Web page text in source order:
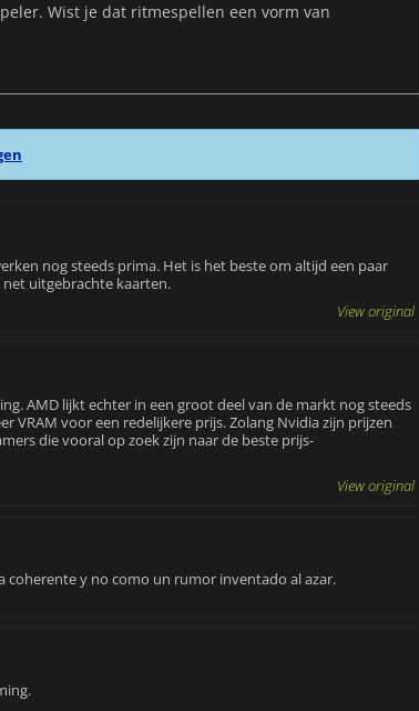
Wist je dat ritmespellen een vorm van
nog steeds prima. Het is het beste om altijd een paar
uitgebrachte kaarten.
View original
AMD lijkt echter in een groot deel van de markt nog steeds
voor een redelijkere prijs. Zolang Nvidia zijn prijzen
die vooral op zoek zijn naar de beste prijs-
View original
y no como un rumor inventado al azar.